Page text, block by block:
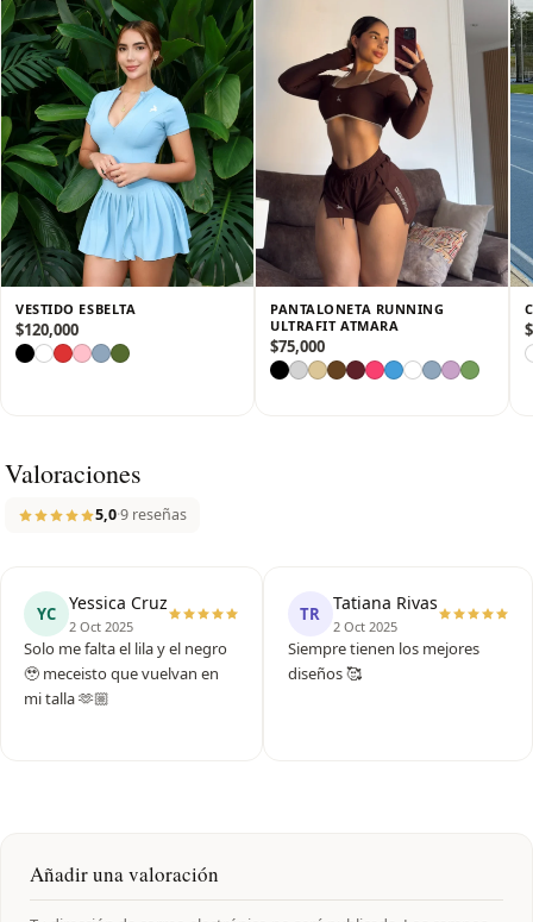
✔️ Tejido elástico y de secado rápido, ideal para actividades de
alto impacto o uso casual.
✔️ Corte femenino y moderno, que realza la figura sin perder
comodidad.
✔️ Cintura y tirantes ajustables, que aseguran un fit perfecto
en todo momento.
Una prenda versátil que te acompaña con estilo, confianza y
funcionalidad, dentro y fuera del gimnasio y la cancha. 🎾🏋️‍♀️✨
VESTIDO ESBELTA
$120,000
PANTALONETA RUNNING
ULTRAFIT ATMARA
$75,000
$
Valoraciones
5,0·9 reseñas
YC Yessica Cruz
2 Oct 2025
Solo me falta el lila y el negro
🥹 meceisto que vuelvan en
mi talla 🫶🏼
TR Tatiana Rivas
2 Oct 2025
Siempre tienen los mejores
diseños 🥰
Añadir una valoración